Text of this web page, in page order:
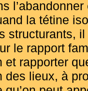
la tétine
structurants,
le rapport
et rapporter
des lieux, à